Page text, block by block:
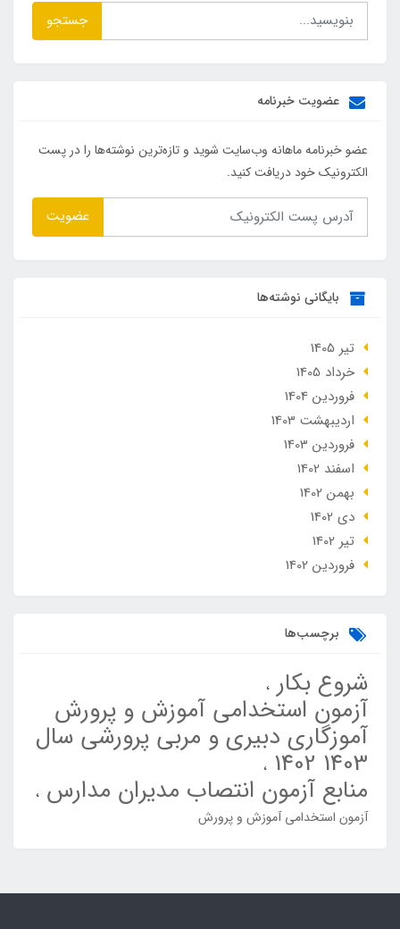
جستجو
عضویت خبرنامه
عضو خبرنامه ماهانه وب‌سایت شوید و تازه‌ترین نوشته‌ها را در پست
الکترونیک خود دریافت کنید.
عضویت
بایگانی نوشته‌ها
تير 1405
خرداد 1405
فروردین 1404
ارديبهشت 1403
فروردین 1403
اسفند 1402
بهمن 1402
دی 1402
تير 1402
فروردین 1402
برچسب‌ها
شروع بکار
آزمون استخدامی آموزش و پرورش
آموزگاری دبیری و مربی پرورشی سال
1403 1402
منابع آزمون انتصاب مدیران مدارس
آزمون استخدامی آموزش و پرورش